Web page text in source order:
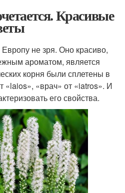
Красивые
не зря. Оно красиво,
ароматом, является
корня были сплетены в
«laios», «врач» от «iatros». И
его свойства.